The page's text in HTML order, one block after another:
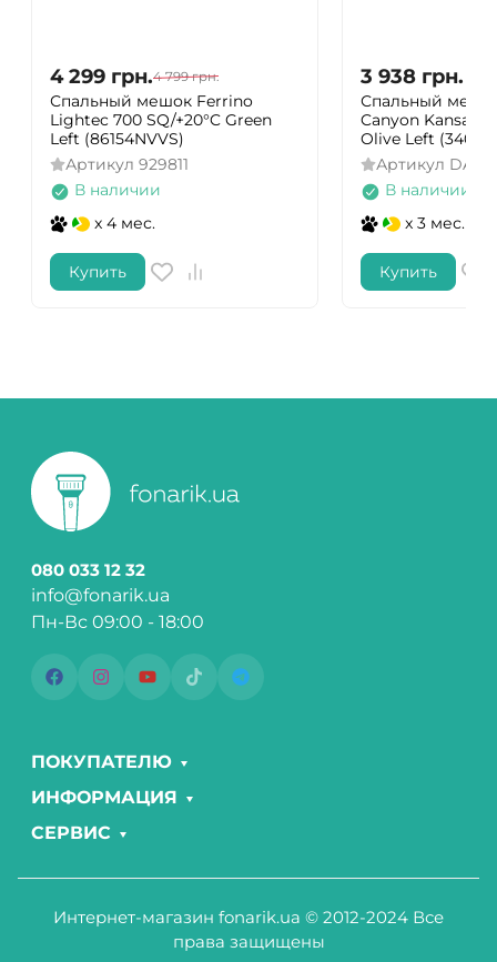
4 299 грн.4 799 грн.
Спальный мешок Ferrino
Lightec 700 SQ/+20°C Green
Left (86154NVVS)
Артикул 929811
В наличии
x 4 мес.
Купить
3 938 грн.
Спальный
Canyon Kansas
Olive Left
Артикул
В наличии
x 3 мес.
Купить
080 033 12 32
info@fonarik.ua
Пн-Вс 09:00 - 18:00
ПОКУПАТЕЛЮ
ИНФОРМАЦИЯ
СЕРВИС
Интернет-магазин fonarik.ua © 2012-2024 Все
права защищены